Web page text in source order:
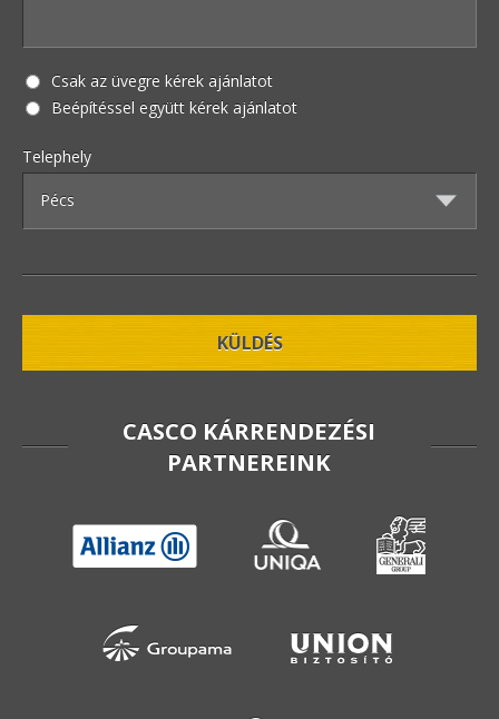
Csak az üvegre kérek ajánlatot
Beépítéssel együtt kérek ajánlatot
Telephely
CASCO KÁRRENDEZÉSI
PARTNEREINK